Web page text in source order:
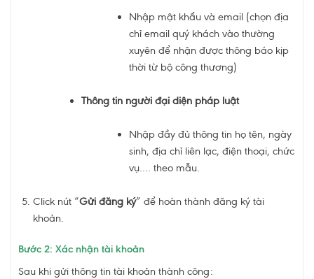
Nhập mật khẩu và email (chọn địa
chỉ email quý khách vào thường
xuyên để nhận được thông báo kịp
thời từ bộ công thương)
Thông tin người đại diện pháp luật
Nhập đầy đủ thông tin họ tên, ngày
sinh, địa chỉ liên lạc, điện thoại, chức
vụ…. theo mẫu.
Click nút “Gửi đăng ký” để hoàn thành đăng ký tài
khoản.
Bước 2: Xác nhận tài khoản
Sau khi gửi thông tin tài khoản thành công: